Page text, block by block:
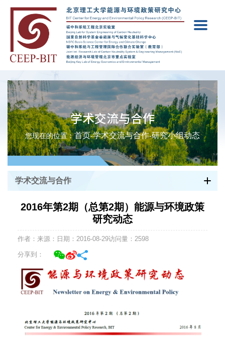
学术交流与合作
您现在的位置：首页-学术交流与合作-研究小组动态
学术交流与合作
2016年第2期（总第2期）能源与环境政策
研究动态
作者： 来源： 日期：2016-08-29访问量： 2598
分享到：